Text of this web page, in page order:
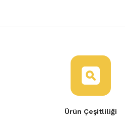
Ürün Çeşitliliği